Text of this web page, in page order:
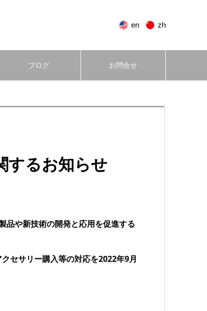
en zh
ブログ お問合せ
するお知らせ
品や新技術の開発と応用を促進する
セサリー購入等の対応を2022年9月